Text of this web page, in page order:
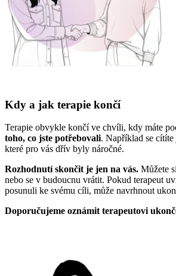
Kdy a jak terapie končí
Terapie obvykle končí ve chvíli, kdy máte
toho, co jste potřebovali. Například se
které pro vás dřív byly náročné.
Rozhodnutí skončit je jen na vás. Můžete
nebo se v budoucnu vrátit. Pokud terapeut
posunuli ke svému cíli, může navrhnout
Doporučujeme oznámit terapeutovi